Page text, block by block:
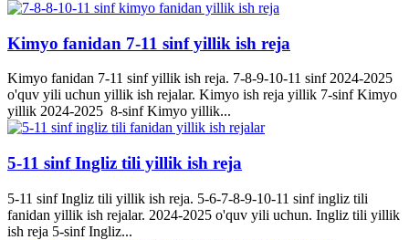
Kimyo fanidan 7-11 sinf yillik ish reja
Kimyo fanidan 7-11 sinf yillik ish reja. 7-8-9-10-11 sinf 2024-2025
o'quv yili uchun yillik ish rejalar. Kimyo ish reja yillik 7-sinf Kimyo
yillik 2024-2025 8-sinf Kimyo yillik...
5-11 sinf Ingliz tili yillik ish reja
5-11 sinf Ingliz tili yillik ish reja. 5-6-7-8-9-10-11 sinf ingliz tili
fanidan yillik ish rejalar. 2024-2025 o'quv yili uchun. Ingliz tili yillik
ish reja 5-sinf Ingliz...